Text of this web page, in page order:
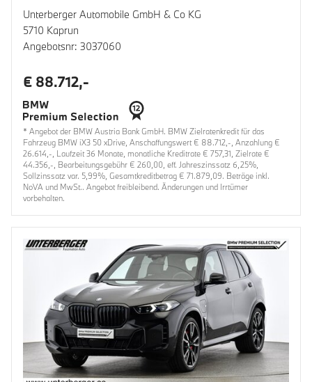
Unterberger Automobile GmbH & Co KG
5710 Kaprun
Angebotsnr: 3037060
€ 88.712,-
* Angebot der BMW Austria Bank GmbH. BMW Zielratenkredit für das
Fahrzeug BMW iX3 50 xDrive, Anschaffungswert € 88.712,-, Anzahlung €
26.614,-, Laufzeit 36 Monate, monatliche Kreditrate € 757,31, Zielrate €
44.356,-, Bearbeitungsgebühr € 260,00, eff. Jahreszinssatz 6,25%,
Sollzinssatz var. 5,99%, Gesamtkreditbetrag € 71.879,09. Beträge inkl.
NoVA und MwSt.. Angebot freibleibend. Änderungen und Irrtümer
vorbehalten.